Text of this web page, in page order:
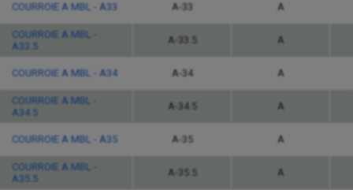
COURROIE A MBL - A33 A-33 A
COURROIE A MBL -
A33.5
A-33.5 A
COURROIE A MBL - A34 A-34 A
COURROIE A MBL -
A34.5
A-34.5 A
COURROIE A MBL - A35 A-35 A
COURROIE A MBL -
A35.5
A-35.5 A